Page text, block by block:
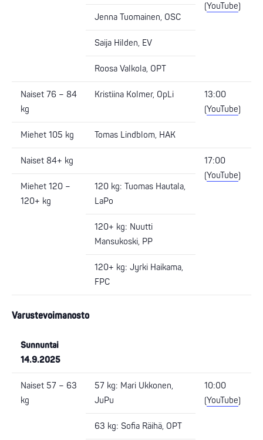
(YouTube)
Jenna Tuomainen, OSC
Saija Hilden, EV
Roosa Valkola, OPT
Naiset 76 – 84
kg
Kristiina Kolmer, OpLi
13:00
(YouTube)
Miehet 105 kg Tomas Lindblom, HAK
Naiset 84+ kg
17:00
(YouTube)
Miehet 120 –
120+ kg
120 kg: Tuomas Hautala,
LaPo
120+ kg: Nuutti
Mansukoski, PP
120+ kg: Jyrki Haikama,
FPC
Varustevoimanosto
Sunnuntai
14.9.2025
Naiset 57 – 63
kg
57 kg: Mari Ukkonen,
JuPu
10:00
(YouTube)
63 kg: Sofia Räihä, OPT